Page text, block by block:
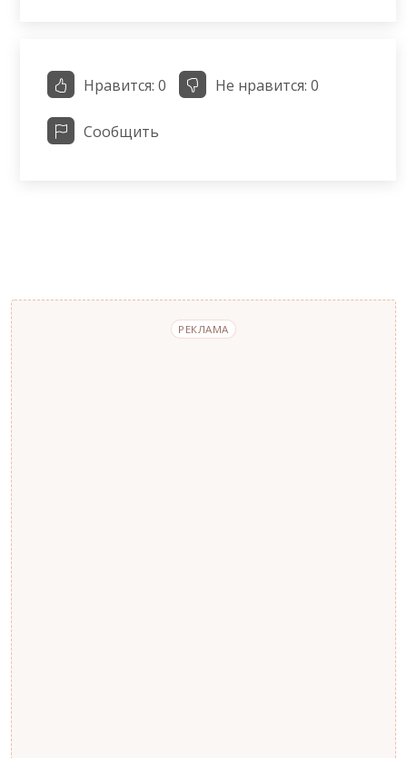
Нравится: 0 Не нравится: 0
Сообщить
РЕКЛАМА